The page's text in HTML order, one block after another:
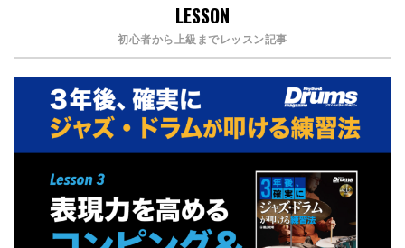
LESSON
初心者から上級までレッスン記事